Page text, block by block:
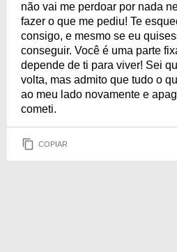
não vai me perdoar por nada
fazer o que me pediu! Te
consigo, e mesmo se eu
conseguir. Você é uma parte
depende de ti para viver! Sei
volta, mas admito que tudo o
ao meu lado novamente e
cometi.
COPIAR